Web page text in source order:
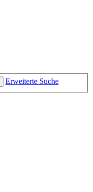
Erweiterte Suche